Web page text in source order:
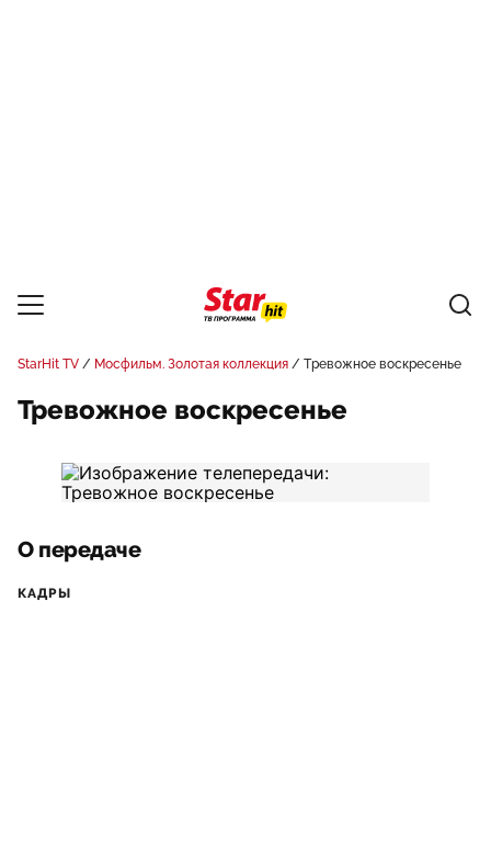
StarHit TV Мосфильм. Золотая коллекция Тревожное воскресенье
Тревожное воскресенье
О передаче
КАДРЫ